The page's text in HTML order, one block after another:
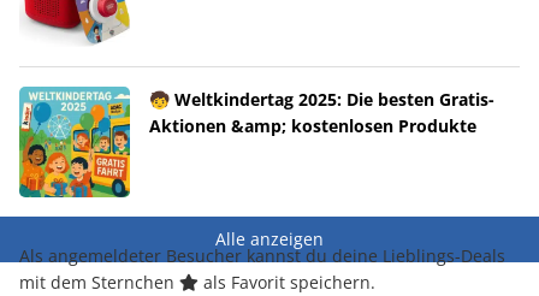
🧒 Weltkindertag 2025: Die besten Gratis-
Aktionen &amp; kostenlosen Produkte
Alle anzeigen
Als angemeldeter Besucher kannst du deine Lieblings-Deals
mit dem Sternchen
als Favorit speichern.